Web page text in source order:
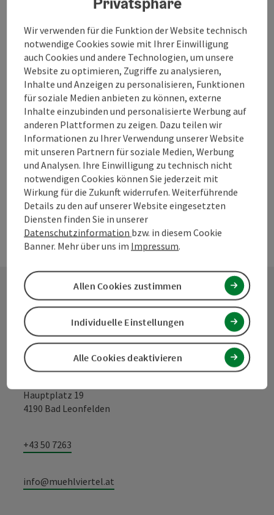
Königswiesen
Angebot
Zeitraum
10.08.2026(weitere Termine)
ab € 84,00
Seite zurück 1 2
Kontakt
Tourismusverband Mühlviertel
Hauptplatz 19
4190 Bad Leonfelden
+43 50 7263
info@muehlviertel.at
Wir verwenden für die Funktion der Website technisch
notwendige Cookies sowie mit Ihrer Einwilligung
auch Cookies und andere Technologien, um unsere
Website zu optimieren, Zugriffe zu analysieren,
Inhalte und Anzeigen zu personalisieren, Funktionen
für soziale Medien anbieten zu können, externe
Inhalte einzubinden und personalisierte Werbung auf
anderen Plattformen zu zeigen. Dazu teilen wir
Informationen zu Ihrer Verwendung unserer Website
mit unseren Partnern für soziale Medien, Werbung
und Analysen. Ihre Einwilligung zu technisch nicht
notwendigen Cookies können Sie jederzeit mit
Wirkung für die Zukunft widerrufen. Weiterführende
Details zu den auf unserer Website eingesetzten
Diensten finden Sie in unserer
Datenschutzinformation bzw. in diesem Cookie
Banner. Mehr über uns im Impressum.
Alle Cookies deaktivieren
Individuelle Einstellungen
Allen Cookies zustimmen